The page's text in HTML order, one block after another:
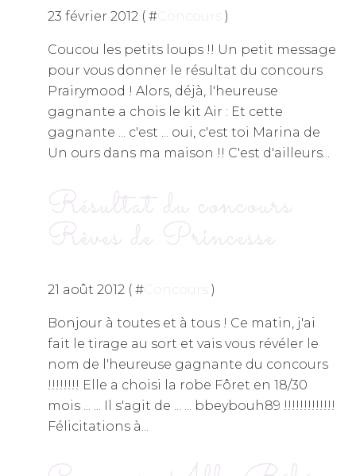
23 février 2012 ( # Concours )
Coucou les petits loups !! Un petit message
pour vous donner le résultat du concours
Prairymood ! Alors, déjà, l'heureuse
gagnante a chois le kit Air : Et cette
gagnante ... c'est ... oui, c'est toi Marina de
Un ours dans ma maison !! C'est d'ailleurs...
Résultat du concours
Rêves de Princesse
21 août 2012 ( # Concours )
Bonjour à toutes et à tous ! Ce matin, j'ai
fait le tirage au sort et vais vous révéler le
nom de l'heureuse gagnante du concours
!!!!!!!! Elle a choisi la robe Fôret en 18/30
mois ... ... Il s'agit de ... ... bbeybouh89 !!!!!!!!!!!!!
Félicitations à...